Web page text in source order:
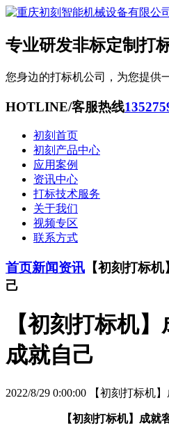
专业研发非标定制打
您身边的打标机公司，为您提供
HOTLINE/客服热线
初刻首页
初刻产品中心
应用案例
资讯中心
打标技术服务
关于我们
视频专区
联系方式
首页新闻资讯 【初刻打标
己
【初刻打标机
成就自己
2022/8/29 0:00:00 【初刻打标机
【初刻打标机】成就